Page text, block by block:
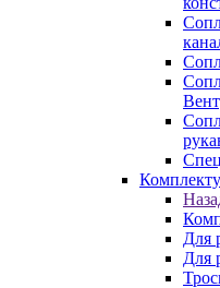
Для
Для